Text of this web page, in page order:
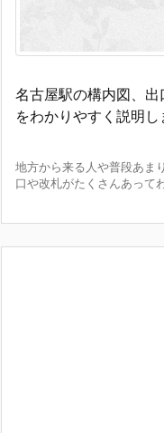
名古屋駅の構内図、
をわかりやすく説明し
地方から来る人や普段あま
口や改札がたくさんあって